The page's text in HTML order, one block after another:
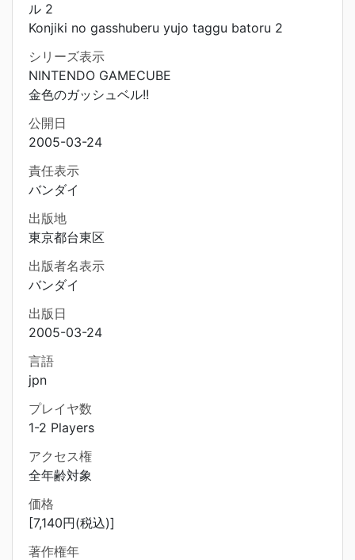
ル 2
Konjiki no gasshuberu yujo taggu batoru 2
シリーズ表示
NINTENDO GAMECUBE
金色のガッシュベル!!
公開日
2005-03-24
責任表示
バンダイ
出版地
東京都台東区
出版者名表示
バンダイ
出版日
2005-03-24
言語
jpn
プレイヤ数
1-2 Players
アクセス権
全年齢対象
価格
[7,140円(税込)]
著作権年